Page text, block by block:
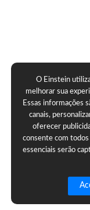
O Einstein
melhorar sua
Essas informações
canais,
oferecer
consente com
essenciais serão